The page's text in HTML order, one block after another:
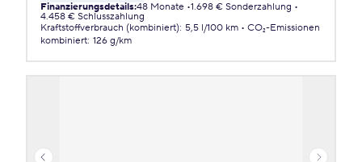
Finanzierungsdetails:48 Monate 1.698 € Sonderzahlung
4.458 € Schlusszahlung
Kraftstoffverbrauch (kombiniert): 5,5 l/100 km
CO₂-Emissionen
kombiniert: 126 g/km